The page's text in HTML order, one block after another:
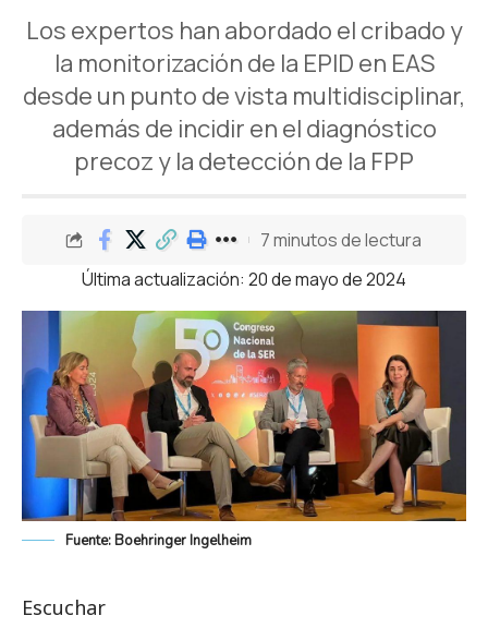
Los expertos han abordado el cribado y
la monitorización de la EPID en EAS
desde un punto de vista multidisciplinar,
además de incidir en el diagnóstico
precoz y la detección de la FPP
Última actualización: 20 de mayo de 2024
7 minutos de lectura
Fuente: Boehringer Ingelheim
Escuchar